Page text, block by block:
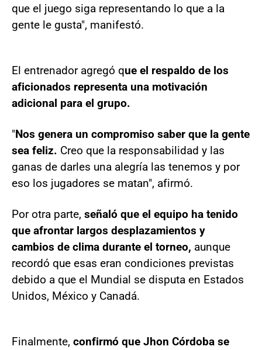
que el juego siga representando lo que a la
gente le gusta", manifestó.
El entrenador agregó que el respaldo de los
aficionados representa una motivación
adicional para el grupo.
"Nos genera un compromiso saber que la gente
sea feliz. Creo que la responsabilidad y las
ganas de darles una alegría las tenemos y por
eso los jugadores se matan", afirmó.
Por otra parte, señaló que el equipo ha tenido
que afrontar largos desplazamientos y
cambios de clima durante el torneo, aunque
recordó que esas eran condiciones previstas
debido a que el Mundial se disputa en Estados
Unidos, México y Canadá.
Finalmente, confirmó que Jhon Córdoba se